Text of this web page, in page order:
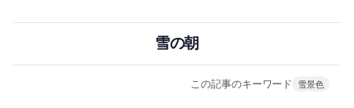
雪の朝
この記事のキーワード 雪景色